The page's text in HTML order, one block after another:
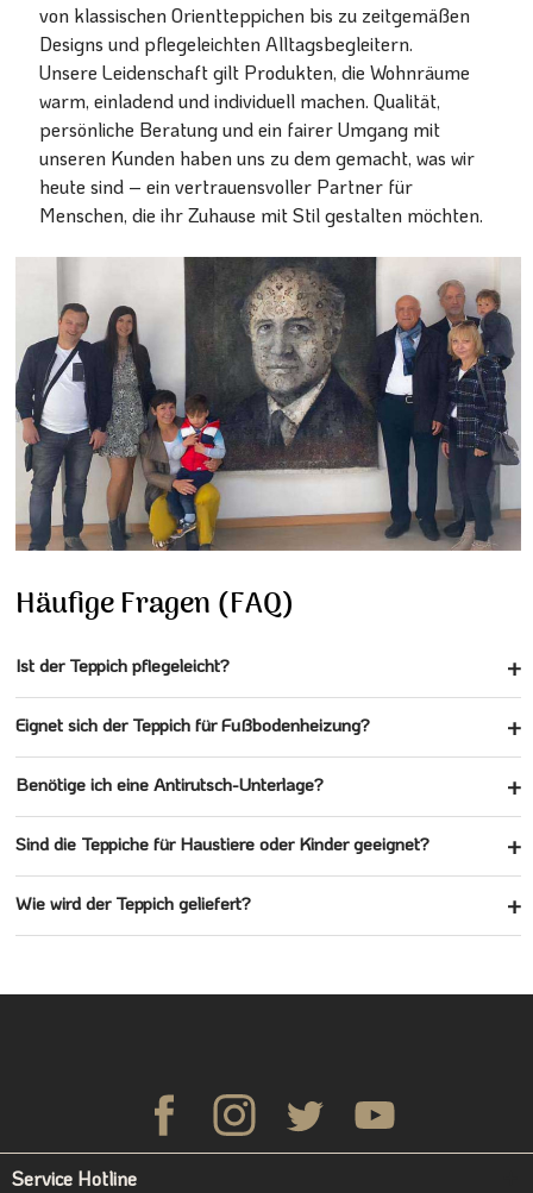
von klassischen Orientteppichen bis zu zeitgemäßen
Designs und pflegeleichten Alltagsbegleitern.
Unsere Leidenschaft gilt Produkten, die Wohnräume
warm, einladend und individuell machen. Qualität,
persönliche Beratung und ein fairer Umgang mit
unseren Kunden haben uns zu dem gemacht, was wir
heute sind – ein vertrauensvoller Partner für
Menschen, die ihr Zuhause mit Stil gestalten möchten.
Häufige Fragen (FAQ)
Ist der Teppich pflegeleicht?
Eignet sich der Teppich für Fußbodenheizung?
Benötige ich eine Antirutsch-Unterlage?
Sind die Teppiche für Haustiere oder Kinder geeignet?
Wie wird der Teppich geliefert?
Service Hotline